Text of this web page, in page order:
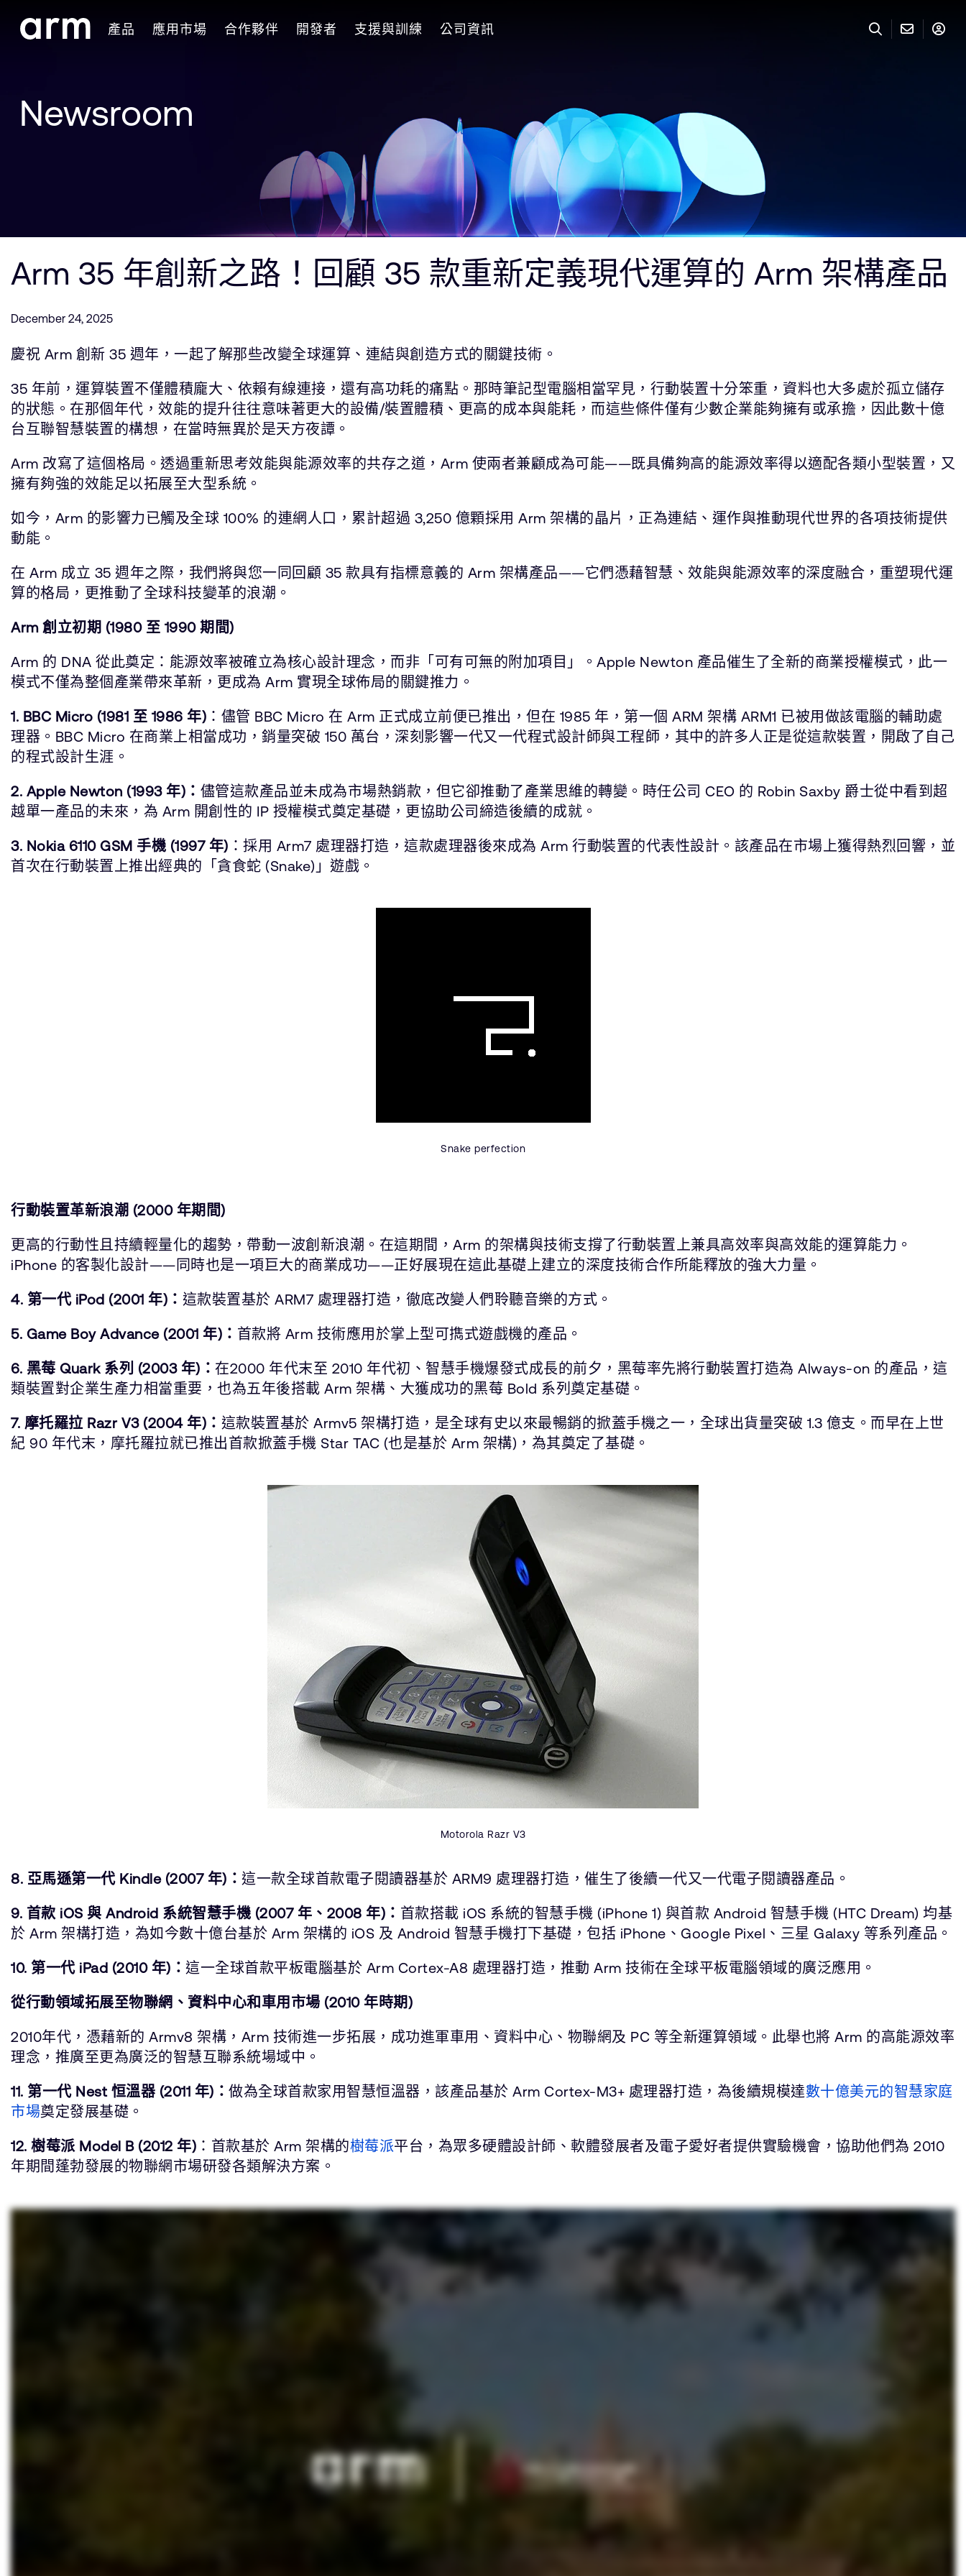
Skip to Footer
產品 應用市場 合作夥伴 開發者 支援與訓練 公司資訊
Newsroom
Arm 35 年創新之路！回顧 35 款重新定義現代運算的 Arm 架構產品
December 24, 2025
慶祝 Arm 創新 35 週年，一起了解那些改變全球運算、連結與創造方式的關鍵技術。
35 年前，運算裝置不僅體積龐大、依賴有線連接，還有高功耗的痛點。那時筆記型電腦相當罕見，行動裝置十分笨重，資料也大多處於孤立儲存
的狀態。在那個年代，效能的提升往往意味著更大的設備/裝置體積、更高的成本與能耗，而這些條件僅有少數企業能夠擁有或承擔，因此數十億
台互聯智慧裝置的構想，在當時無異於是天方夜譚。
Arm 改寫了這個格局。透過重新思考效能與能源效率的共存之道，Arm 使兩者兼顧成為可能——既具備夠高的能源效率得以適配各類小型裝置，又
擁有夠強的效能足以拓展至大型系統。
如今，Arm 的影響力已觸及全球 100% 的連網人口，累計超過 3,250 億顆採用 Arm 架構的晶片，正為連結、運作與推動現代世界的各項技術提供
動能。
在 Arm 成立 35 週年之際，我們將與您一同回顧 35 款具有指標意義的 Arm 架構產品——它們憑藉智慧、效能與能源效率的深度融合，重塑現代運
算的格局，更推動了全球科技變革的浪潮。
Arm 創立初期 (1980 至 1990 期間)
Arm 的 DNA 從此奠定：能源效率被確立為核心設計理念，而非「可有可無的附加項目」。Apple Newton 產品催生了全新的商業授權模式，此一
模式不僅為整個產業帶來革新，更成為 Arm 實現全球佈局的關鍵推力。
1. BBC Micro (1981 至 1986 年) ：儘管 BBC Micro 在 Arm 正式成立前便已推出，但在 1985 年，第一個 ARM 架構 ARM1 已被用做該電腦的輔助處
理器。BBC Micro 在商業上相當成功，銷量突破 150 萬台，深刻影響一代又一代程式設計師與工程師，其中的許多人正是從這款裝置，開啟了自己
的程式設計生涯。
2. Apple Newton (1993 年)： 儘管這款產品並未成為市場熱銷款，但它卻推動了產業思維的轉變。時任公司 CEO 的 Robin Saxby 爵士從中看到超
越單一產品的未來，為 Arm 開創性的 IP 授權模式奠定基礎，更協助公司締造後續的成就。
3. Nokia 6110 GSM 手機 (1997 年) ：採用 Arm7 處理器打造，這款處理器後來成為 Arm 行動裝置的代表性設計。該產品在市場上獲得熱烈回響，並
首次在行動裝置上推出經典的「貪食蛇 (Snake)」遊戲。
Snake perfection
行動裝置革新浪潮 (2000 年期間)
更高的行動性且持續輕量化的趨勢，帶動一波創新浪潮。在這期間，Arm 的架構與技術支撐了行動裝置上兼具高效率與高效能的運算能力。
iPhone 的客製化設計——同時也是一項巨大的商業成功——正好展現在這此基礎上建立的深度技術合作所能釋放的強大力量。
4. 第一代 iPod (2001 年)： 這款裝置基於 ARM7 處理器打造，徹底改變人們聆聽音樂的方式。
5. Game Boy Advance (2001 年)： 首款將 Arm 技術應用於掌上型可擕式遊戲機的產品。
6. 黑莓 Quark 系列 (2003 年)： 在2000 年代末至 2010 年代初、智慧手機爆發式成長的前夕，黑莓率先將行動裝置打造為 Always-on 的產品，這
類裝置對企業生產力相當重要，也為五年後搭載 Arm 架構、大獲成功的黑莓 Bold 系列奠定基礎。
7. 摩托羅拉 Razr V3 (2004 年)： 這款裝置基於 Armv5 架構打造，是全球有史以來最暢銷的掀蓋手機之一，全球出貨量突破 1.3 億支。而早在上世
紀 90 年代末，摩托羅拉就已推出首款掀蓋手機 Star TAC (也是基於 Arm 架構)，為其奠定了基礎。
Motorola Razr V3
8. 亞馬遜第一代 Kindle (2007 年)： 這一款全球首款電子閱讀器基於 ARM9 處理器打造，催生了後續一代又一代電子閱讀器產品。
9. 首款 iOS 與 Android 系統智慧手機 (2007 年、2008 年)： 首款搭載 iOS 系統的智慧手機 (iPhone 1) 與首款 Android 智慧手機 (HTC Dream) 均基
於 Arm 架構打造，為如今數十億台基於 Arm 架構的 iOS 及 Android 智慧手機打下基礎，包括 iPhone、Google Pixel、三星 Galaxy 等系列產品。
10. 第一代 iPad (2010 年)： 這一全球首款平板電腦基於 Arm Cortex-A8 處理器打造，推動 Arm 技術在全球平板電腦領域的廣泛應用。
從行動領域拓展至物聯網、資料中心和車用市場 (2010 年時期)
2010年代，憑藉新的 Armv8 架構，Arm 技術進一步拓展，成功進軍車用、資料中心、物聯網及 PC 等全新運算領域。此舉也將 Arm 的高能源效率
理念，推廣至更為廣泛的智慧互聯系統場域中。
11. 第一代 Nest 恒溫器 (2011 年)： 做為全球首款家用智慧恒溫器，該產品基於 Arm Cortex-M3+ 處理器打造，為後續規模達數十億美元的智慧家庭
市場奠定發展基礎。
12. 樹莓派 Model B (2012 年) ：首款基於 Arm 架構的樹莓派平台，為眾多硬體設計師、軟體發展者及電子愛好者提供實驗機會，協助他們為 2010
年期間蓬勃發展的物聯網市場研發各類解決方案。